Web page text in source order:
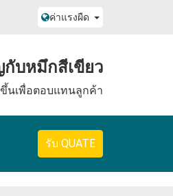
ค่าแรงผืด
บหมึกสีเขียว
นเพื่อตอบแทนลูกค้า
รับ QUATE